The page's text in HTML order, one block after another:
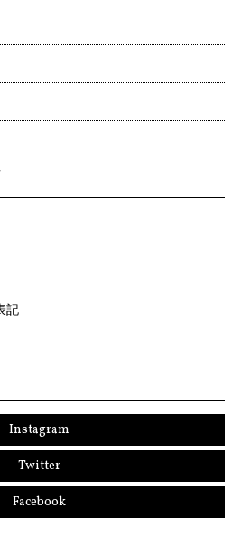
記
Instagram
Twitter
Facebook